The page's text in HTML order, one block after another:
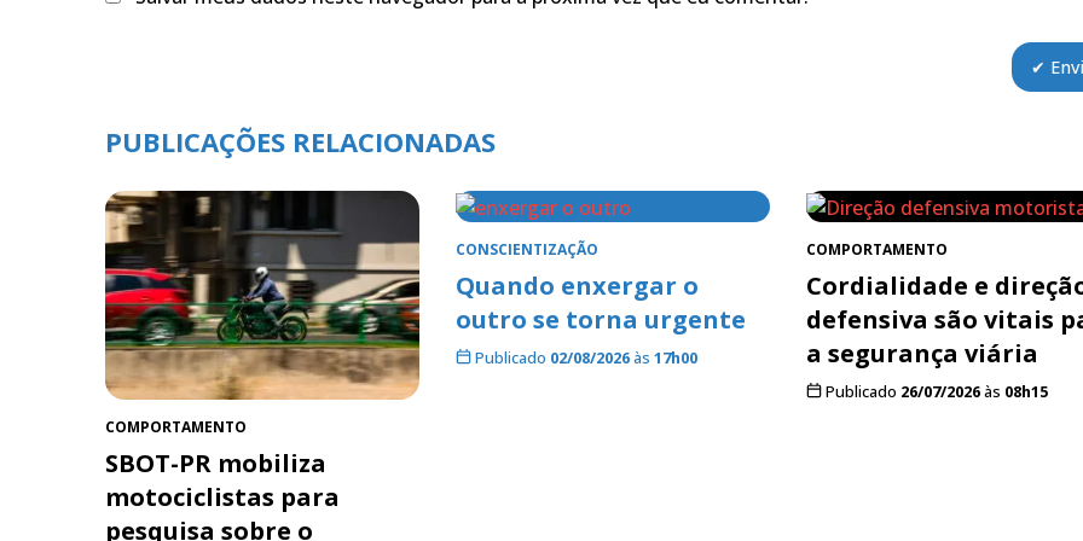
PUBLICAÇÕES RELACIONADAS
COMPORTAMENTO
SBOT-PR mobiliza
motociclistas para
pesquisa sobre o
CONSCIENTIZAÇÃO
Quando enxergar o
outro se torna urgente
Publicado 02/08/2026às 17h00
COMPORTAMENTO
Cordialidade e
defensiva são vitais
a segurança viária
Publicado 26/07/2026às 08h15